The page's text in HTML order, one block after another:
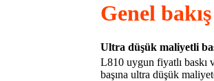
Genel bakış
Ultra düşük maliyetli
L810 uygun fiyatlı baskı
başına ultra düşük